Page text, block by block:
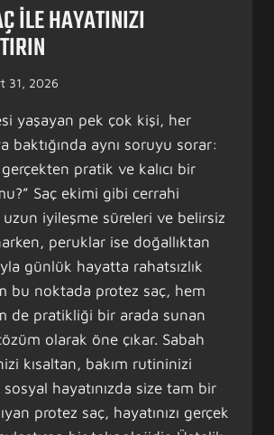
ILE HAYATINIZI
31, 2026
yaşayan pek çok kişi, her
baktığında aynı soruyu sorar:
pratik ve kalıcı bir
Saç ekimi gibi cerrahi
iyileşme süreleri ve belirsiz
peruklar ise doğallıktan
günlük hayatta rahatsızlık
bu noktada protez saç, hem
de pratikliği bir arada sunan
olarak öne çıkar. Sabah
kısaltan, bakım rutininizi
hayatınızda size tam bir
protez saç, hayatınızı gerçek